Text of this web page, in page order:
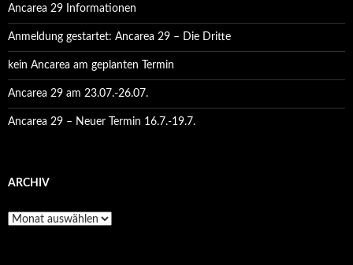
Ancarea 29 Informationen
Anmeldung gestartet: Ancarea 29 – Die Dritte
kein Ancarea am geplanten Termin
Ancarea 29 am 23.07.-26.07.
Ancarea 29 – Neuer Termin 16.7.-19.7.
ARCHIV
Archiv